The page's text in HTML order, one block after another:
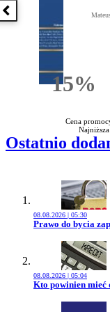
Poprzednia książka
15%
Cena
Ostatnio
08.08.2026 | 05:30
Przejdź do
Prawo do bycia
08.08.2026 | 05:04
Przejdź do
Kto powinien mieć